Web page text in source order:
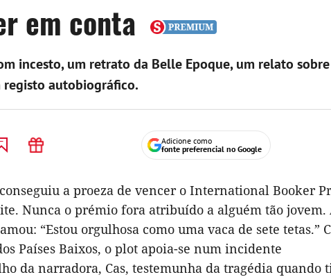
em conta
incesto, um retrato da Belle Epoque, um relato sobre
registo autobiográfico.
Adicione como
fonte preferencial no Google
a proeza de vencer o International Booker
Nunca o prémio fora atribuído a alguém tão jovem.
“Estou orgulhosa como uma vaca de sete tetas.”
Países Baixos, o plot apoia-se num incidente
da narradora, Cas, testemunha da tragédia quando